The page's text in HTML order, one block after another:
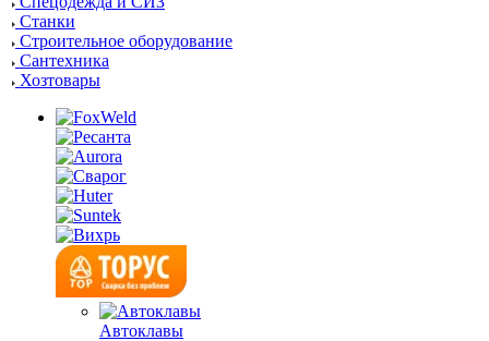
Станки
Строительное оборудование
Сантехника
Хозтовары
Автоклавы